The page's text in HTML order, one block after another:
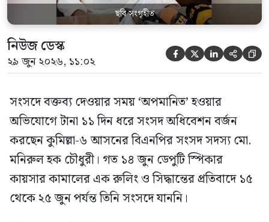
ছবি সংগৃহীত
নিউজ ডেস্ক
২৯ জুন ২০২৬, ১১:০২     
সংসদে বক্তব্য দেওয়ার সময় ‘অপমানিত’ হওয়ার
অভিযোগে টানা ১১ দিন ধরে সংসদ অধিবেশন বর্জন
করছেন কুমিল্লা-৬ আসনের বিএনপির সংসদ সদস্য মো.
মনিরুল হক চৌধুরী। গত ১৪ জুন ডেপুটি স্পিকার
কায়সার কামালের এক রুলিং ও সিদ্ধান্তের প্রতিবাদে ১৫
থেকে ২৫ জুন পর্যন্ত তিনি সংসদে যাননি।